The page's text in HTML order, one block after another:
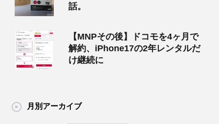
話。
【MNPその後】ドコモを4ヶ月で
解約、iPhone17の2年レンタルだ
け継続に
月別アーカイブ